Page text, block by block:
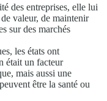
des entreprises, elle lui
valeur, de maintenir
sur des marchés
les états ont
était un facteur
mais aussi une
être la santé ou